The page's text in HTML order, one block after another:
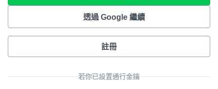
透過 Google 繼續
註冊
若你已設置通行金鑰